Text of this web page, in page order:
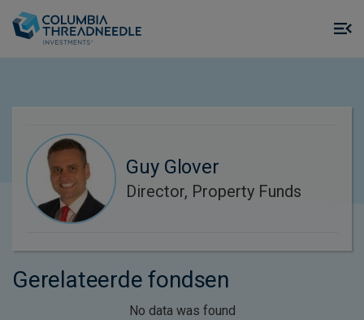
Guy Glover
Director, Property Funds
Gerelateerde fondsen
No data was found